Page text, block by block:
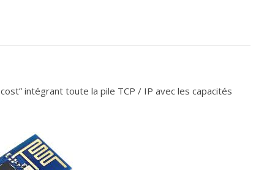
intégrant toute la pile TCP / IP avec les capacités